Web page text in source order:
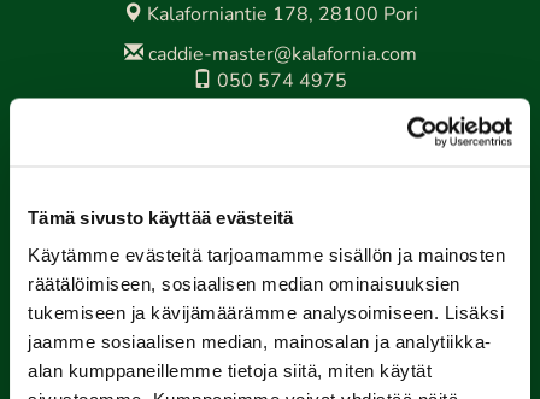
Tämä sivusto käyttää evästeitä
Käytämme evästeitä tarjoamamme sisällön ja mainosten
räätälöimiseen, sosiaalisen median ominaisuuksien
tukemiseen ja kävijämäärämme analysoimiseen. Lisäksi
jaamme sosiaalisen median, mainosalan ja analytiikka-
alan kumppaneillemme tietoja siitä, miten käytät
Kalaforniantie 178, 28100 Pori
caddie-master@kalafornia.com
050 574 4975
Kalafornia on lasten,
nuorten ja aikuisten
Tähtiseura